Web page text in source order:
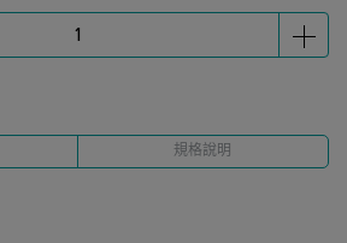
規格說明